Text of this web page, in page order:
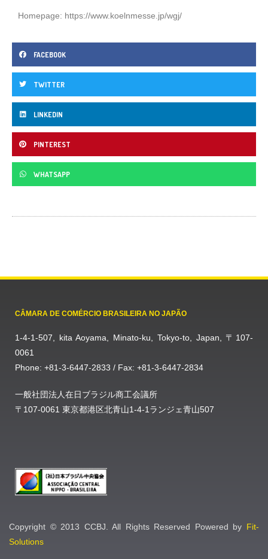
Homepage: https://www.koelnmesse.jp/wgj/
FACEBOOK
TWITTER
LINKEDIN
PINTEREST
WHATSAPP
CÂMARA DE COMÉRCIO BRASILEIRA NO JAPÃO
1-4-1-507, kita Aoyama, Minato-ku, Tokyo-to, Japan, 〒107-
0061
Phone: +81-3-6447-2833 / Fax: +81-3-6447-2834
一般社団法人在日ブラジル商工会議所
〒107-0061 東京都港区北青山1-4-1ランジェ青山507
Copyright © 2013 CCBJ. All Rights Reserved Powered by Fit-
Solutions